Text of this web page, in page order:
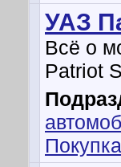
УАЗ
Всё о
Patriot